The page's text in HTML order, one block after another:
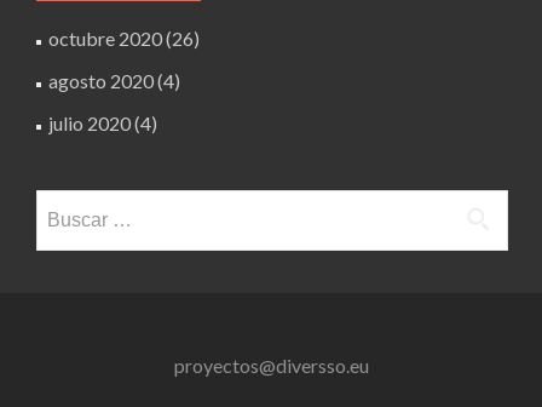
octubre 2020(26)
agosto 2020(4)
julio 2020(4)
proyectos@diversso.eu